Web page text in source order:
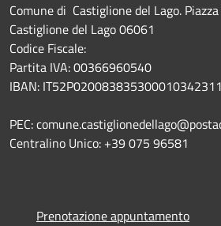
Comune di Castiglione del Lago.
Castiglione del Lago 06061
Codice Fiscale:
Partita IVA: 00366960540
IBAN:
PEC:
Centralino Unico: +39 075 96581
Prenotazione appuntamento